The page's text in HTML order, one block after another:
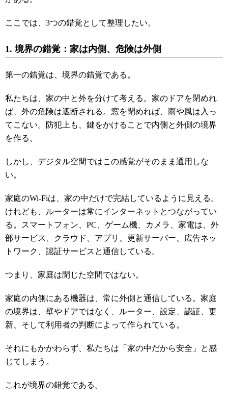
ここでは、3つの錯覚として整理したい。
1. 境界の錯覚：家は内側、危険は外側
第一の錯覚は、境界の錯覚である。
私たちは、家の中と外を分けて考える。家のドアを閉めれ
ば、外の危険は遮断される。窓を閉めれば、雨や風は入っ
てこない。防犯上も、鍵をかけることで内側と外側の境界
を作る。
しかし、デジタル空間ではこの感覚がそのまま通用しな
い。
家庭のWi-Fiは、家の中だけで完結しているように見える。
けれども、ルーターは常にインターネットとつながってい
る。スマートフォン、PC、ゲーム機、カメラ、家電は、外
部サービス、クラウド、アプリ、更新サーバー、広告ネッ
トワーク、認証サービスと通信している。
つまり、家庭は閉じた空間ではない。
家庭の内側にある機器は、常に外側と通信している。家庭
の境界は、壁やドアではなく、ルーター、設定、認証、更
新、そして利用者の判断によって作られている。
それにもかかわらず、私たちは「家の中だから安全」と感
じてしまう。
これが境界の錯覚である。